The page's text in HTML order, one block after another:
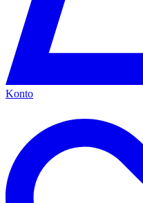
Konto